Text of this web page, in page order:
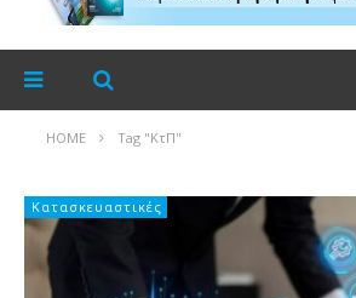
HOME Tag "ΚτΠ"
Κατασκευαστικές